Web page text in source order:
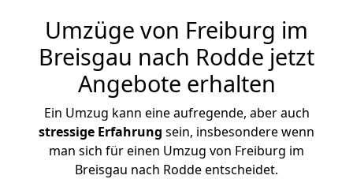
Umzüge von Freiburg im
Breisgau nach Rodde jetzt
Angebote erhalten
Ein Umzug kann eine aufregende, aber auch
stressige Erfahrung sein, insbesondere wenn
man sich für einen Umzug von Freiburg im
Breisgau nach Rodde entscheidet.